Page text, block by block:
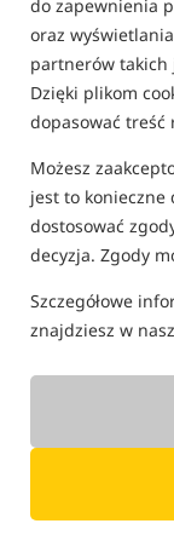
do zapewnienia
oraz
partnerów takich
Dzięki plikom
dopasować treść
Możesz
jest to konieczne
dostosować
decyzja. Zgody
Szczegółowe
znajdziesz w
tylko produkty
Opcja